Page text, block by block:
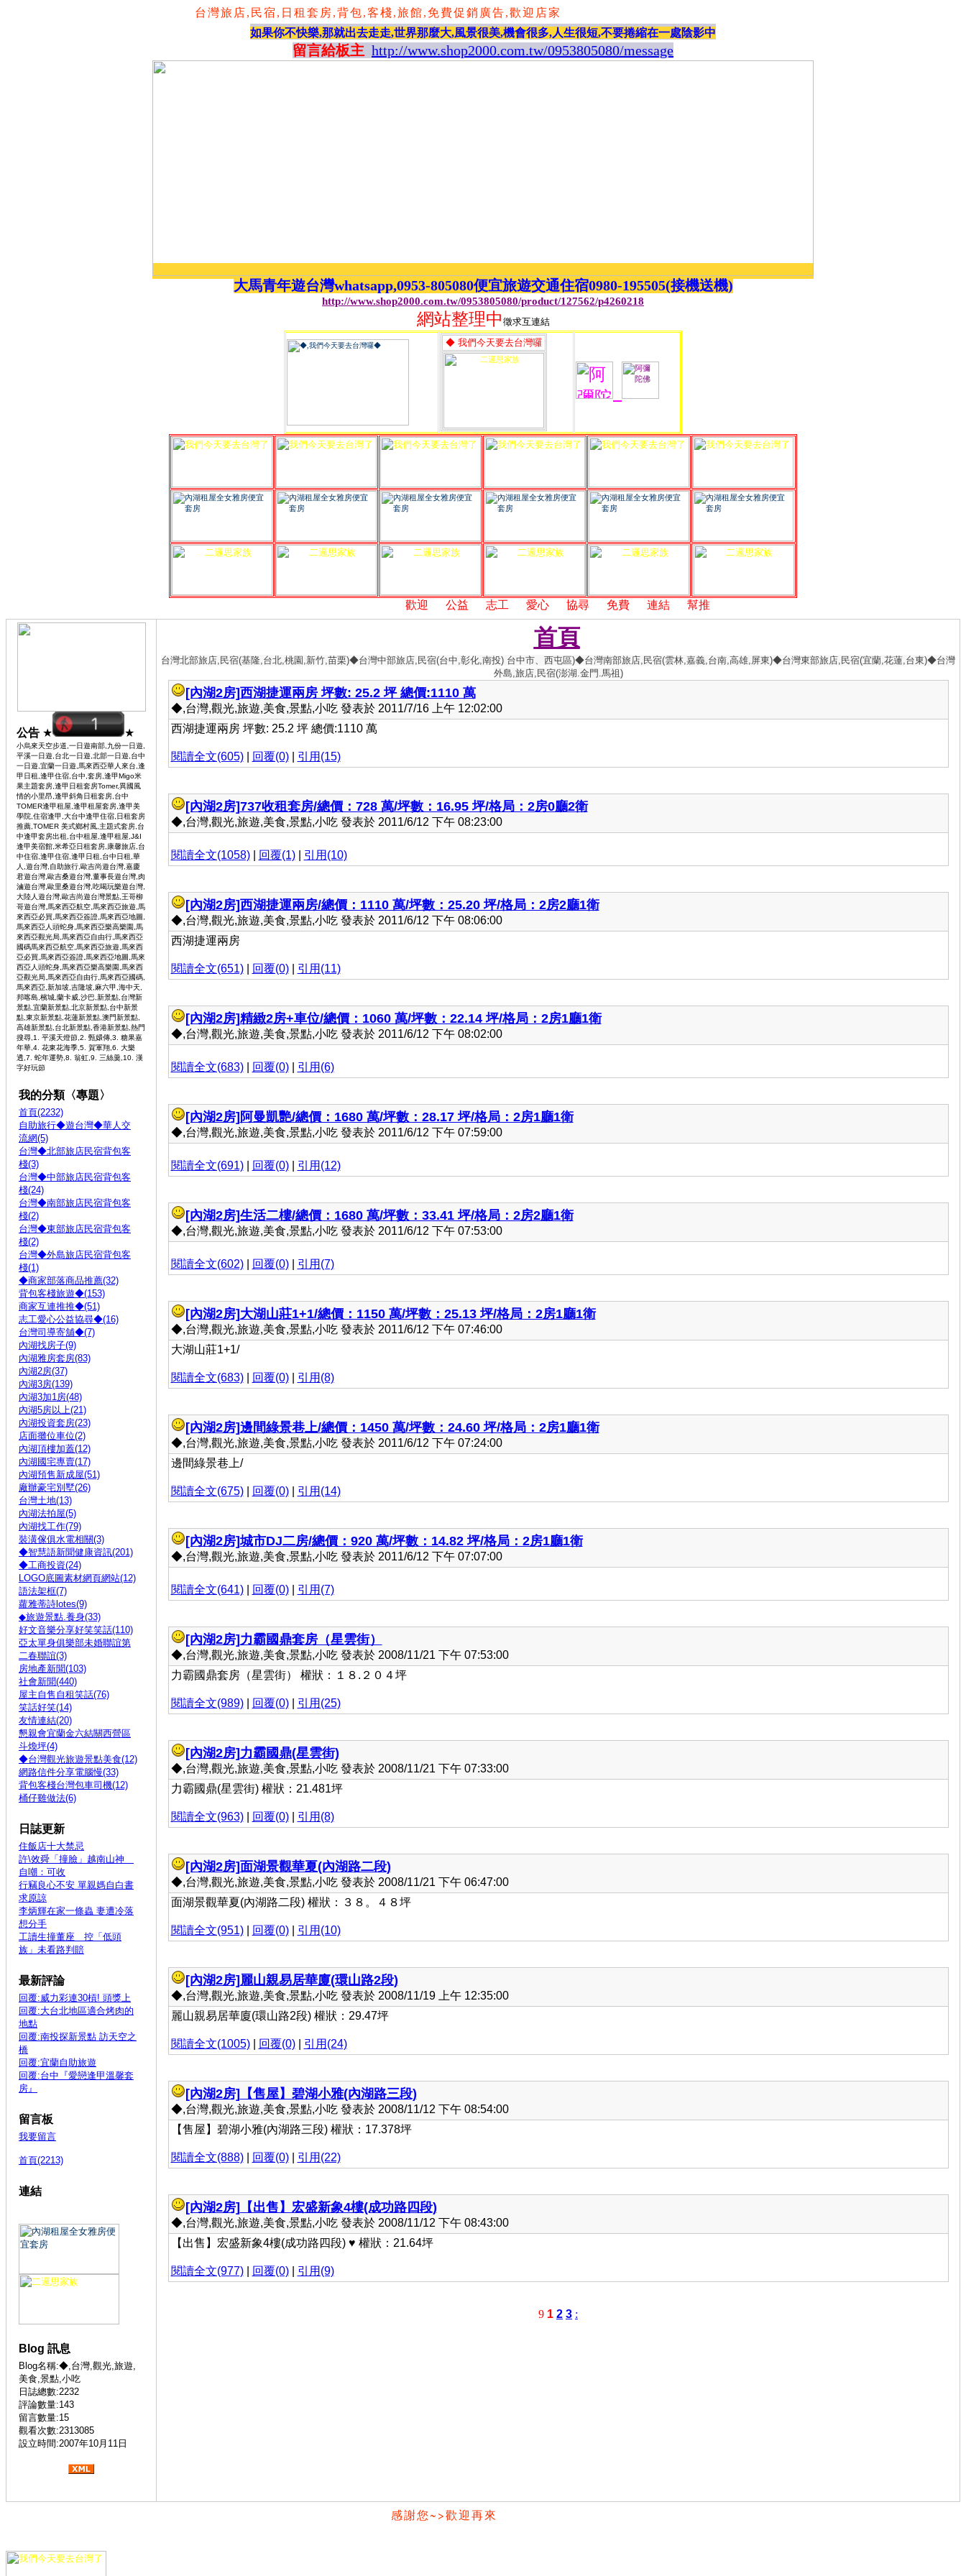
台灣旅店,民宿,日租套房,背包,客棧,旅館,免費促銷廣告,歡迎店家,歡迎需求旅人,免費幫推,免費代尋,幫訂房
如果你不快樂,那就出去走走,世界那麼大,風景很美,機會很多,人生很短,不要捲縮在一處陰影中
留言給板主 http://www.shop2000.com.tw/0953805080/message
大馬青年遊台灣whatsapp,0953-805080便宜旅遊交通住宿0980-195505(接機送機)
http://www.shop2000.com.tw/0953805080/product/127562/p4260218
網站整理中 徵求互連結
◆ 我們今天要去台灣囉
歡迎,公益,志工,愛心,協尋,免費,連結,幫推
公告 ★ ★
小烏來天空步道,一日遊南部,九份一日遊,
平溪一日遊,台北一日遊,北部一日遊,台中
一日遊,宜蘭一日遊,馬來西亞華人來台,逢
甲日租,逢甲住宿,台中,套房,逢甲Migo米
果主題套房,逢甲日租套房Tomer,異國風
情的小里昂,逢甲斜角日租套房,台中
TOMER逢甲租屋,逢甲租屋套房,逢甲美
學院,住宿逢甲,大台中逢甲住宿,日租套房
推薦,TOMER 美式鄉村風,主題式套房,台
中逢甲套房出租,台中租屋,逢甲租屋,J&I
逢甲美宿館,米希亞日租套房,康馨旅店,台
中住宿,逢甲住宿,逢甲日租,台中日租,華
人,遊台灣,自助旅行,歐吉尚遊台灣,嘉慶
君遊台灣,歐吉桑遊台灣,董事長遊台灣,肉
滷遊台灣,歐里桑遊台灣,吃喝玩樂遊台灣,
大陸人遊台灣,歐吉尚遊台灣景點,王哥柳
哥遊台灣,馬來西亞航空,馬來西亞旅遊,馬
來西亞必買,馬來西亞簽證,馬來西亞地圖,
馬來西亞人頭蛇身,馬來西亞樂高樂園,馬
來西亞觀光局,馬來西亞自由行,馬來西亞
國碼馬來西亞航空,馬來西亞旅遊,馬來西
亞必買,馬來西亞簽證,馬來西亞地圖,馬來
西亞人頭蛇身,馬來西亞樂高樂園,馬來西
亞觀光局,馬來西亞自由行,馬來西亞國碼,
馬來西亞,新加坡,吉隆坡,麻六甲,海中天,
邦喀島,檳城,蘭卡威,沙巴,新景點,台灣新
景點,宜蘭新景點,北京新景點,台中新景
點,東京新景點,花蓮新景點,澳門新景點,
高雄新景點,台北新景點,香港新景點,熱門
搜尋,1. 平溪天燈節,2. 甄嬛傳,3. 糖果嘉
年華,4. 花東花海季,5. 賀軍翔,6. 大樂
透,7. 蛇年運勢,8. 翁虹,9. 三絲羹,10. 漢
字好玩節
我的分類〈專題〉
首頁(2232)
自助旅行◆遊台灣◆華人交
流網(5)
台灣◆北部旅店民宿背包客
棧(3)
台灣◆中部旅店民宿背包客
棧(24)
台灣◆南部旅店民宿背包客
棧(2)
台灣◆東部旅店民宿背包客
棧(2)
台灣◆外島旅店民宿背包客
棧(1)
◆商家部落商品推薦(32)
背包客棧旅遊◆(153)
商家互連推推◆(51)
志工愛心公益協尋◆(16)
台灣司導寄舖◆(7)
內湖找房子(9)
內湖雅房套房(83)
內湖2房(37)
內湖3房(139)
內湖3加1房(48)
內湖5房以上(21)
內湖投資套房(23)
店面攤位車位(2)
內湖頂樓加蓋(12)
內湖國宅專賣(17)
內湖預售新成屋(51)
廠辦豪宅別墅(26)
台灣土地(13)
內湖法拍屋(5)
內湖找工作(79)
裝潢傢俱水電相關(3)
◆智慧語新聞健康資訊(201)
◆工商投資(24)
LOGO底圖素材網頁網站(12)
語法架框(7)
蘿雅蒂詩lotes(9)
◆旅遊景點.養身(33)
好文音樂分享好笑笑話(110)
亞太單身俱樂部未婚聯誼第
二春聯誼(3)
房地產新聞(103)
社會新聞(440)
屋主自售自租笑話(76)
笑話好笑(14)
友情連結(20)
懇親會宜蘭金六結關西營區
斗煥坪(4)
◆台灣觀光旅遊景點美食(12)
網路信件分享電腦慢(33)
背包客棧台灣包車司機(12)
桶仔雞做法(6)
日誌更新
住飯店十大禁忌
許\效舜「撞臉」越南山神
自嘲：可收
行竊良心不安 單親媽自白書
求原諒
李炳輝在家一條蟲 妻遭冷落
想分手
工讀生撞董座 控「低頭
族」未看路判賠
最新評論
回覆:威力彩連30槓! 頭獎上
回覆:大台北地區適合烤肉的
地點
回覆:南投探新景點 訪天空之
橋
回覆:宜蘭自助旅遊
回覆:台中『愛戀逢甲溫馨套
房』
留言板
我要留言
首頁(2213)
連結
Blog 訊息
Blog名稱:◆,台灣,觀光,旅遊,
美食,景點,小吃
日誌總數:2232
評論數量:143
留言數量:15
觀看次數:2313085
設立時間:2007年10月11日
首頁
台灣北部旅店,民宿(基隆,台北,桃園,新竹,苗栗)◆台灣中部旅店,民宿(台中,彰化,南投) 台中市、西屯區)◆台灣南部旅店,民宿(雲林,嘉義,台南,高雄,屏東)◆台灣東部旅店,民宿(宜蘭,花蓮,台東)◆台灣
外島,旅店,民宿(澎湖.金門.馬祖)
[內湖2房]西湖捷運兩房 坪數: 25.2 坪 總價:1110 萬
◆,台灣,觀光,旅遊,美食,景點,小吃 發表於 2011/7/16 上午 12:02:00
西湖捷運兩房 坪數: 25.2 坪 總價:1110 萬
閱讀全文(605)| 回覆(0)| 引用(15)
[內湖2房]737收租套房/總價：728 萬/坪數：16.95 坪/格局：2房0廳2衛
◆,台灣,觀光,旅遊,美食,景點,小吃 發表於 2011/6/12 下午 08:23:00
閱讀全文(1058)| 回覆(1)| 引用(10)
[內湖2房]西湖捷運兩房/總價：1110 萬/坪數：25.20 坪/格局：2房2廳1衛
◆,台灣,觀光,旅遊,美食,景點,小吃 發表於 2011/6/12 下午 08:06:00
西湖捷運兩房
閱讀全文(651)| 回覆(0)| 引用(11)
[內湖2房]精緻2房+車位/總價：1060 萬/坪數：22.14 坪/格局：2房1廳1衛
◆,台灣,觀光,旅遊,美食,景點,小吃 發表於 2011/6/12 下午 08:02:00
閱讀全文(683)| 回覆(0)| 引用(6)
[內湖2房] 阿曼凱艷/總價：1680 萬/坪數：28.17 坪/格局：2房1廳1衛
◆,台灣,觀光,旅遊,美食,景點,小吃 發表於 2011/6/12 下午 07:59:00
閱讀全文(691)| 回覆(0)| 引用(12)
[內湖2房]生活二樓/總價：1680 萬/坪數：33.41 坪/格局：2房2廳1衛
◆,台灣,觀光,旅遊,美食,景點,小吃 發表於 2011/6/12 下午 07:53:00
閱讀全文(602)| 回覆(0)| 引用(7)
[內湖2房] 大湖山莊1+1/總價：1150 萬/坪數：25.13 坪/格局：2房1廳1衛
◆,台灣,觀光,旅遊,美食,景點,小吃 發表於 2011/6/12 下午 07:46:00
大湖山莊1+1/
閱讀全文(683)| 回覆(0)| 引用(8)
[內湖2房]邊間綠景巷上/總價：1450 萬/坪數：24.60 坪/格局：2房1廳1衛
◆,台灣,觀光,旅遊,美食,景點,小吃 發表於 2011/6/12 下午 07:24:00
邊間綠景巷上/
閱讀全文(675)| 回覆(0)| 引用(14)
[內湖2房]城市DJ二房/總價：920 萬/坪數：14.82 坪/格局：2房1廳1衛
◆,台灣,觀光,旅遊,美食,景點,小吃 發表於 2011/6/12 下午 07:07:00
閱讀全文(641)| 回覆(0)| 引用(7)
[內湖2房] 力霸國鼎套房（星雲街）
◆,台灣,觀光,旅遊,美食,景點,小吃 發表於 2008/11/21 下午 07:53:00
力霸國鼎套房（星雲街） 權狀：１８.２０４坪
閱讀全文(989)| 回覆(0)| 引用(25)
[內湖2房] 力霸國鼎(星雲街)
◆,台灣,觀光,旅遊,美食,景點,小吃 發表於 2008/11/21 下午 07:33:00
力霸國鼎(星雲街) 權狀：21.481坪
閱讀全文(963)| 回覆(0)| 引用(8)
[內湖2房] 面湖景觀華夏(內湖路二段)
◆,台灣,觀光,旅遊,美食,景點,小吃 發表於 2008/11/21 下午 06:47:00
面湖景觀華夏(內湖路二段) 權狀：３８。４８坪
閱讀全文(951)| 回覆(0)| 引用(10)
[內湖2房] 麗山親易居華廈(環山路2段)
◆,台灣,觀光,旅遊,美食,景點,小吃 發表於 2008/11/19 上午 12:35:00
麗山親易居華廈(環山路2段) 權狀：29.47坪
閱讀全文(1005)| 回覆(0)| 引用(24)
[內湖2房] 【售屋】碧湖小雅(內湖路三段)
◆,台灣,觀光,旅遊,美食,景點,小吃 發表於 2008/11/12 下午 08:54:00
【售屋】碧湖小雅(內湖路三段) 權狀：17.378坪
閱讀全文(888)| 回覆(0)| 引用(22)
[內湖2房] 【出售】宏盛新象4樓(成功路四段)
◆,台灣,觀光,旅遊,美食,景點,小吃 發表於 2008/11/12 下午 08:43:00
【出售】宏盛新象4樓(成功路四段) ♥ 權狀：21.64坪
閱讀全文(977)| 回覆(0)| 引用(9)
9 1 2 3 :
感謝您~>歡迎再來